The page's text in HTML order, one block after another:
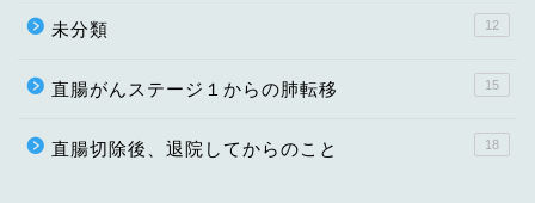
未分類 12
直腸がんステージ１からの肺転移 15
直腸切除後、退院してからのこと 18